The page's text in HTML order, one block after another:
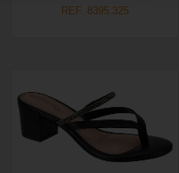
REF. 8395.325